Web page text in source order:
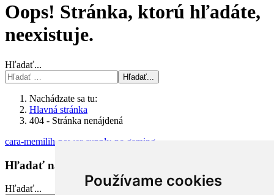
Používame cookies
Oops! Stránka, ktorú hľadáte,
neexistuje.
Hľadať...
Hľadať...
Nachádzate sa tu:
Hlavná stránka
404 - Stránka nenájdená
cara-memilih-power-supply-pc-gaming
Hľadať na stránke
Hľadať...